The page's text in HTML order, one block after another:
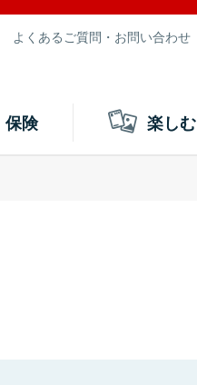
よくあるご質問・お問い合わせ
保険 楽しむ